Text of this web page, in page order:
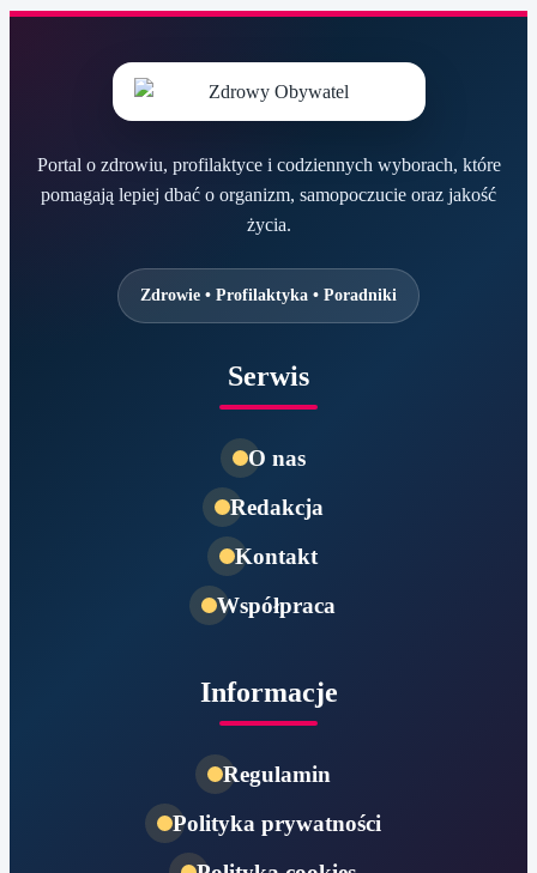
Portal o zdrowiu, profilaktyce i codziennych wyborach, które
pomagają lepiej dbać o organizm, samopoczucie oraz jakość
życia.
Zdrowie • Profilaktyka • Poradniki
Serwis
O nas
Redakcja
Kontakt
Współpraca
Informacje
Regulamin
Polityka prywatności